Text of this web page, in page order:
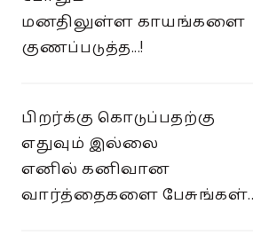
மனதிலுள்ள காயங்களை
குணப்படுத்த...!
பிறர்க்கு கொடுப்பதற்கு
எதுவும் இல்லை
எனில் கனிவான
வார்த்தைகளை